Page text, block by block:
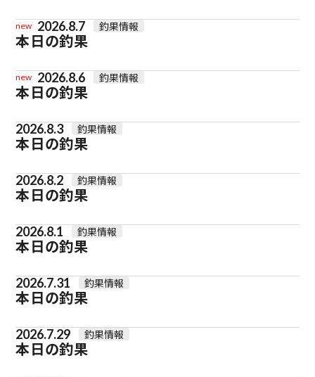
new 2026.8.7 釣果情報
本日の釣果
new 2026.8.6 釣果情報
本日の釣果
2026.8.3 釣果情報
本日の釣果
2026.8.2 釣果情報
本日の釣果
2026.8.1 釣果情報
本日の釣果
2026.7.31 釣果情報
本日の釣果
2026.7.29 釣果情報
本日の釣果